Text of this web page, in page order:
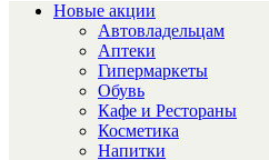
Новые акции
Автовладельцам
Аптеки
Гипермаркеты
Обувь
Кафе и Рестораны
Косметика
Напитки